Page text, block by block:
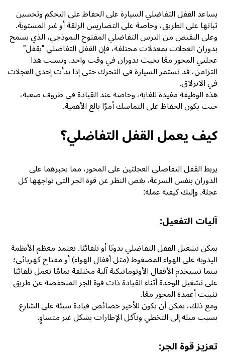
يساعد القفل التفاضلي السيارة على الحفاظ على التحكم وتحسين
ثباتها على الطريق، وخاصة على التضاريس الزلقة أو غير المستوية.
وعلى النقيض من الترس التفاضلي المفتوح النموذجي، الذي يسمح
بدوران العجلات بمعدلات مختلفة، فإن القفل التفاضلي "يقفل"
عجلتي المحور معًا بحيث تدوران في وقت واحد. وبسبب هذا
التزامن، قد تستمر السيارة في التحرك حتى إذا بدأت إحدى العجلات
في الانزلاق.
هذه الوظيفة مفيدة للغاية، وخاصة عند القيادة في ظروف صعبة،
حيث يكون الحفاظ على التماسك أمرًا بالغ الأهمية.
كيف يعمل القفل التفاضلي؟
يربط القفل التفاضلي العجلتين على المحور، مما يجبرهما على
الدوران بنفس السرعة، بغض النظر عن قوة الجر التي تواجهها كل
عجلة. وإليك كيفية عمله:
آليات التفعيل:
يمكن تشغيل القفل التفاضلي يدويًا أو تلقائيًا. تعتمد معظم الأنظمة
اليدوية على الهواء المضغوط (مثل أقفال الهواء) أو مفتاح كهربائي؛
بينما تستخدم الأقفال الأوتوماتيكية آلية مختلفة تمامًا تعمل تلقائيًا
على تشغيل الوحدة أثناء القيادة ذات قوة الجر المنخفضة عن طريق
تثبيت أعمدة المحور معًا.
ومع ذلك، يمكن أن يكون للأخير خصائص قيادة سيئة على الشارع
بسبب ميله إلى التخطي وتآكل الإطارات بشكل غير متساوٍ.
تعزيز قوة الجر: